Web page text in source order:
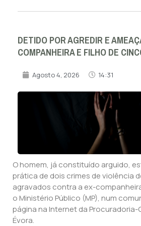
DETIDO POR AGREDIR E
COMPANHEIRA E FILHO DE
Agosto 4, 2026 14:31
O homem, já constituído arguido,
prática de dois crimes de violência
agravados contra a ex-
o Ministério Público (MP), num
página na Internet da Procuradoria-
Évora.